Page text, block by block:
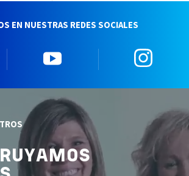
EN NUESTRAS REDES SOCIALES